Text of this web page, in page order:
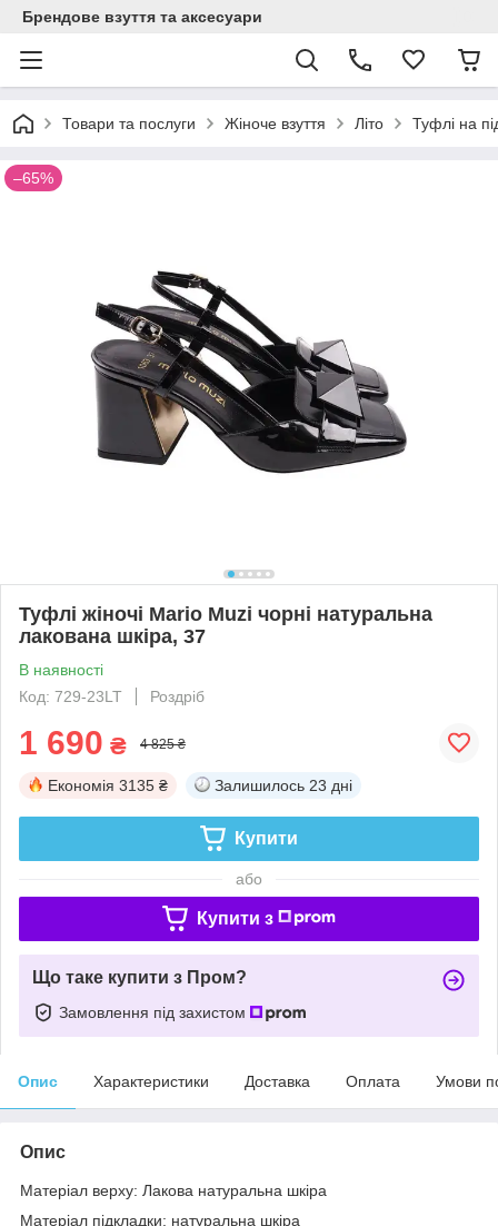
Брендове взуття та аксесуари
Товари та послуги Жіноче взуття Літо Туфлі на
–65%
Туфлі жіночі Mario Muzi чорні натуральна
лакована шкіра, 37
В наявності
Код: 729-23LT
Роздріб
1 690 ₴ 4 825 ₴
Економія 3135 ₴ Залишилось 23 дні
Купити
або
Купити з
Що таке купити з Пром?
Замовлення під захистом
Опис Характеристики Доставка Оплата Умови
Опис
Матеріал верху: Лакова натуральна шкіра
Матеріал підкладки: натуральна шкіра